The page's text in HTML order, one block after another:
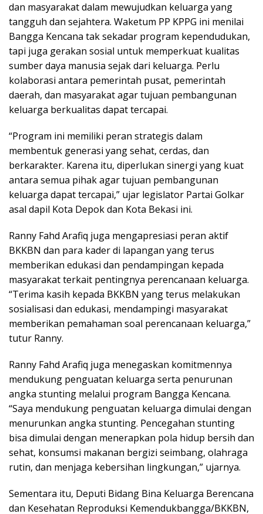
dan masyarakat dalam mewujudkan keluarga yang
tangguh dan sejahtera. Waketum PP KPPG ini menilai
Bangga Kencana tak sekadar program kependudukan,
tapi juga gerakan sosial untuk memperkuat kualitas
sumber daya manusia sejak dari keluarga. Perlu
kolaborasi antara pemerintah pusat, pemerintah
daerah, dan masyarakat agar tujuan pembangunan
keluarga berkualitas dapat tercapai.
“Program ini memiliki peran strategis dalam
membentuk generasi yang sehat, cerdas, dan
berkarakter. Karena itu, diperlukan sinergi yang kuat
antara semua pihak agar tujuan pembangunan
keluarga dapat tercapai,” ujar legislator Partai Golkar
asal dapil Kota Depok dan Kota Bekasi ini.
Ranny Fahd Arafiq juga mengapresiasi peran aktif
BKKBN dan para kader di lapangan yang terus
memberikan edukasi dan pendampingan kepada
masyarakat terkait pentingnya perencanaan keluarga.
“Terima kasih kepada BKKBN yang terus melakukan
sosialisasi dan edukasi, mendampingi masyarakat
memberikan pemahaman soal perencanaan keluarga,”
tutur Ranny.
Ranny Fahd Arafiq juga menegaskan komitmennya
mendukung penguatan keluarga serta penurunan
angka stunting melalui program Bangga Kencana.
“Saya mendukung penguatan keluarga dimulai dengan
menurunkan angka stunting. Pencegahan stunting
bisa dimulai dengan menerapkan pola hidup bersih dan
sehat, konsumsi makanan bergizi seimbang, olahraga
rutin, dan menjaga kebersihan lingkungan,” ujarnya.
Sementara itu, Deputi Bidang Bina Keluarga Berencana
dan Kesehatan Reproduksi Kemendukbangga/BKKBN,